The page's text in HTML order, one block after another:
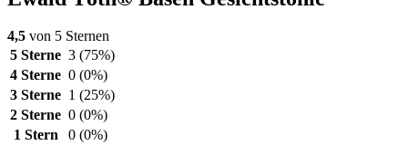
4,5 von 5 Sternen
5 Sterne 3 (75%)
4 Sterne 0 (0%)
3 Sterne 1 (25%)
2 Sterne 0 (0%)
1 Stern
0 (0%)